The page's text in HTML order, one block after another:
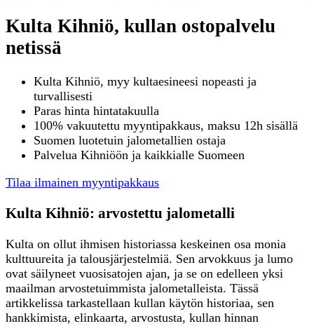
Kulta Kihniö, kullan ostopalvelu
netissä
Kulta Kihniö, myy kultaesineesi nopeasti ja
turvallisesti
Paras hinta hintatakuulla
100% vakuutettu myyntipakkaus, maksu 12h sisällä
Suomen luotetuin jalometallien ostaja
Palvelua Kihniöön ja kaikkialle Suomeen
Tilaa ilmainen myyntipakkaus
Kulta Kihniö: arvostettu jalometalli
Kulta on ollut ihmisen historiassa keskeinen osa monia
kulttuureita ja talousjärjestelmiä. Sen arvokkuus ja lumo
ovat säilyneet vuosisatojen ajan, ja se on edelleen yksi
maailman arvostetuimmista jalometalleista. Tässä
artikkelissa tarkastellaan kullan käytön historiaa, sen
hankkimista, elinkaarta, arvostusta, kullan hinnan